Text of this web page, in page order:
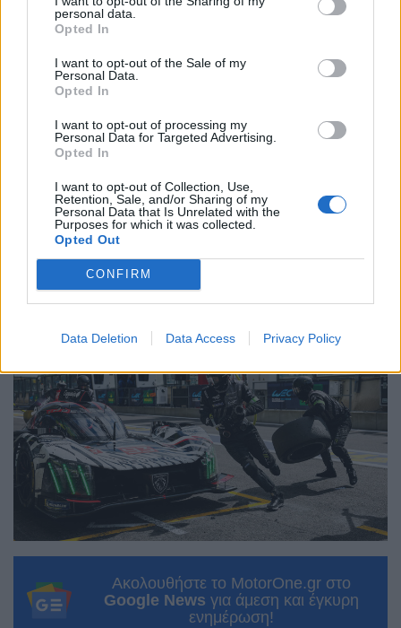
personal data.
Opted In
I want to opt-out of the Sale of my
Personal Data.
Opted In
I want to opt-out of processing my
Personal Data for Targeted Advertising.
Opted In
I want to opt-out of Collection, Use,
Retention, Sale, and/or Sharing of my
Personal Data that Is Unrelated with the
Purposes for which it was collected.
Opted Out
CONFIRM
Data Deletion Data Access Privacy Policy
το 2025, και η πρώτη μου στην κατηγορία Hypercar».
«Έχω ακόμα πολλά να μάθω, αλλά είμαι πολύ
ενθουσιασμένος που οδηγώ το Peugeot 9X8 σε αυτή την
εμβληματική πίστα. Ως Γάλλος οδηγός που αγωνίζεται
στο Le Mans με γαλλικό αυτοκίνητο, ειδικά στην
Θα ήθελα πολύ να πετύχω ένα σημαντικό αποτέλεσμα
για την Peugeot και για όλους τους οπαδούς που μας
ακολουθούν».
Ακολουθήστε το MotorOne.gr στο
Google News για άμεση και έγκυρη
ενημέρωση!